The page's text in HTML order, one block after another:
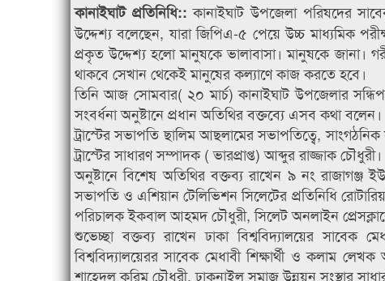
কানাইঘাট প্রতিনিধি::কানাইঘাট উপজেলা পরিষদের
উদ্দেশ্য বলেছেন, যারা জিপিএ-৫ পেয়ে উচ্চ মাধ্যমিক
প্রকৃত উদ্দেশ্য হলো মানুষকে ভালাবাসা। মানুষকে জানা।
থাকবে সেখান থেকেই মানুষের কল্যাণে কাজ করতে হবে।
তিনি আজ সোমবার( ২০ মার্চ) কানাইঘাট উপজেলার
সংবর্ধনা অনুষ্টানে প্রধান অতিথির বক্তব্যে এসব কথা বলেন।
ট্রাস্টের সভাপতি ছালিম আছলামের সভাপতিত্বে,
ট্রাস্টের সাধারণ সম্পাদক ( ভারপ্রাপ্ত) আব্দুর রাজ্জাক চৌধুরী।
অনুষ্টানে বিশেষ অতিথির বক্তব্য রাখেন ৯ নং রাজাগঞ্জ
সভাপতি ও এশিয়ান টেলিভিশন সিলেটের প্রতিনিধি
পরিচালক ইকবাল আহমদ চৌধুরী, সিলেট অনলাইন
শুভেচ্ছা বক্তব্য রাখেন ঢাকা বিশ্ববিদ্যালয়ের সাবেক
বিশ্ববিদ্যালয়েরর সাবেক মেধাবী শিক্ষার্থী ও কলাম
শাহেদুল করিম চৌধুরী, ঢাকনাইল সমাজ উন্নয়ন সংস্থার